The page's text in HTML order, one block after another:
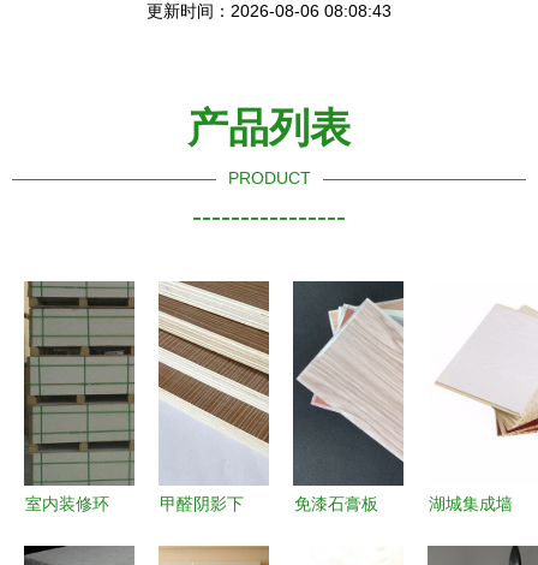
更新时间：2026-08-06 08:08:43
产品列表
PRODUCT
----------------
室内装修环
甲醛阴影下
免漆石膏板
湖城集成墙